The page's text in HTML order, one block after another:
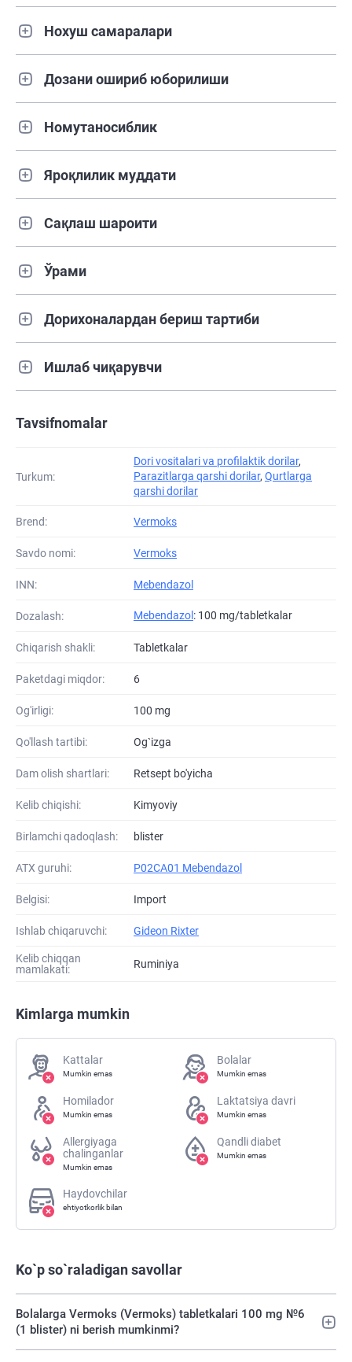
Нохуш самаралари
Дозани ошириб юборилиши
Номутаносиблик
Яроқлилик муддати
Сақлаш шароити
Ўрами
Дорихоналардан бериш тартиби
Ишлаб чиқарувчи
Tavsifnomalar
Turkum:
Dori vositalari va profilaktik dorilar,
Parazitlarga qarshi dorilar, Qurtlarga
qarshi dorilar
Brend: Vermoks
Savdo nomi: Vermoks
INN: Mebendazol
Dozalash: Mebendazol : 100 mg/tabletkalar
Chiqarish shakli: Tabletkalar
Paketdagi miqdor: 6
Og'irligi: 100 mg
Qo'llash tartibi: Og`izga
Dam olish shartlari: Retsept bo'yicha
Kelib chiqishi: Kimyoviy
Birlamchi qadoqlash: blister
ATХ guruhi: P02CA01 Mebendazol
Belgisi: Import
Ishlab chiqaruvchi: Gideon Rixter
Kelib chiqqan
mamlakati:
Ruminiya
Kimlarga mumkin
Kattalar
Mumkin emas
Bolalar
Mumkin emas
Homilador
Mumkin emas
Laktatsiya davri
Mumkin emas
Allergiyaga
chalinganlar
Mumkin emas
Qandli diabet
Mumkin emas
Haydovchilar
ehtiyotkorlik bilan
Ko`p so`raladigan savollar
Bolalarga Vermoks (Vermoks) tabletkalari 100 mg №6
(1 blister) ni berish mumkinmi?